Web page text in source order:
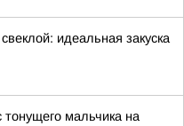
идеальная закуска
тонущего мальчика на